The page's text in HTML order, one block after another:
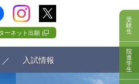
ーネット出願
入試情報
受
験
生
院
進
学
生